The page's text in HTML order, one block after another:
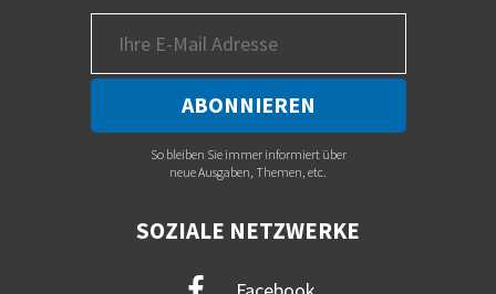
So bleiben Sie immer informiert über
neue Ausgaben, Themen, etc.
SOZIALE NETZWERKE